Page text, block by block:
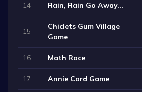
14 Rain, Rain Go Away...
15
Chiclets Gum Village
Game
16 Math Race
17 Annie Card Game